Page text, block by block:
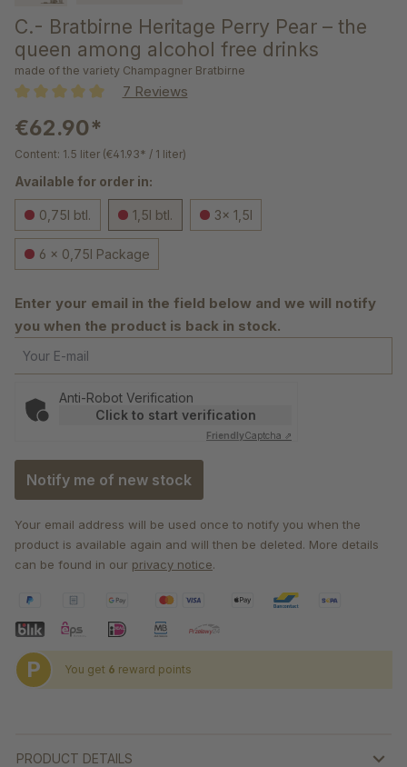
C.- Bratbirne Heritage Perry Pear – the
queen among alcohol free drinks
made of the variety Champagner Bratbirne
7 Reviews
€62.90*
Content: 1.5 liter (€41.93* / 1 liter)
Available for order in:
0,75l btl. 1,5l btl. 3x 1,5l
6 x 0,75l Package
Enter your email in the field below and we will notify
you when the product is back in stock.
Your E-mail
Anti-Robot Verification
Click to start verification
FriendlyCaptcha ⇗
Notify me of new stock
Your email address will be used once to notify you when the
product is available again and will then be deleted. More details
can be found in our privacy notice.
P You get 6 reward points
PRODUCT DETAILS